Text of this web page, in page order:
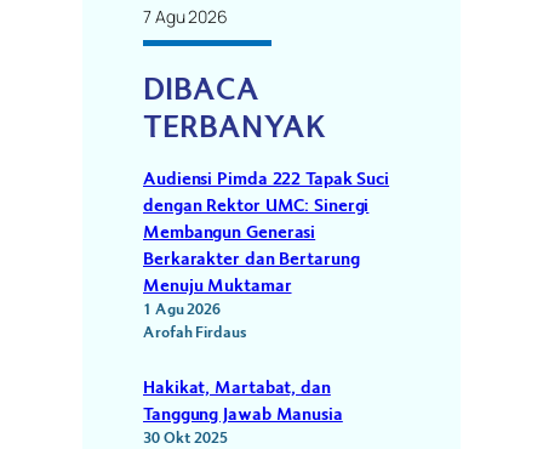
7 Agu 2026
DIBACA
TERBANYAK
Audiensi Pimda 222 Tapak Suci
dengan Rektor UMC: Sinergi
Membangun Generasi
Berkarakter dan Bertarung
Menuju Muktamar
1 Agu 2026
Arofah Firdaus
Hakikat, Martabat, dan
Tanggung Jawab Manusia
30 Okt 2025